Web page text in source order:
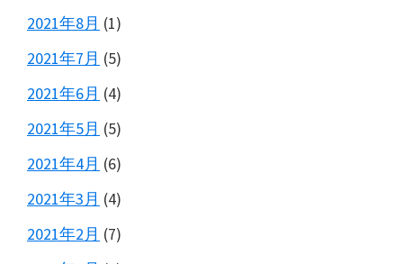
2021年8月 (1)
2021年7月 (5)
2021年6月 (4)
2021年5月 (5)
2021年4月 (6)
2021年3月 (4)
2021年2月 (7)